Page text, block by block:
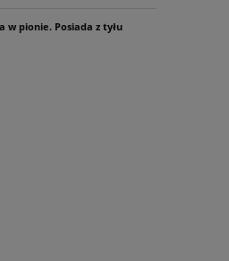
pionie. Posiada z tyłu